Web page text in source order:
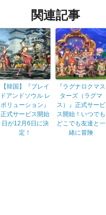
関連記事
【韓国】『ブレイ
ドアンドソウル レ
ボリューション』
正式サービス開始
日が12月6日に決
定！
『ラグナロクマス
ターズ（ラグマ
ス）』正式サービ
ス開始！いつでも
どこでも友達と一
緒に冒険